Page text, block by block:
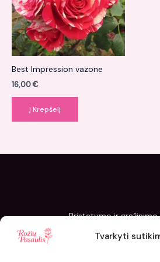
Tvarkyti
Best Impression vazone
16,00€
Į Krepšelį
Pristatymo ir grąžinimo
Slapukų